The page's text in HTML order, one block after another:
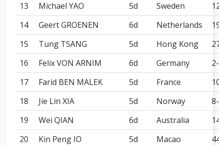
13
Michael YAO 5d Sweden
14
Geert GROENEN 6d Netherlands
15
Tung TSANG 5d Hong Kong
16
Felix VON ARNIM 6d Germany
2-
17
Farid BEN MALEK 5d France
18
Jie Lin XIA 5d Norway
8-
19
Wei QIAN 6d Australia
20
Kin Peng IO 5d Macao